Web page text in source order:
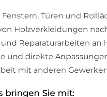
Türen und
Holzverkleidungen
Reparaturarbeiten an
und direkte
mit anderen
bringen Sie mit: